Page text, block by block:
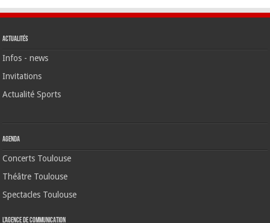
Actualités
Infos - news
Invitations
Actualité Sports
Agenda
Concerts Toulouse
Théâtre Toulouse
Spectacles Toulouse
L’agence de communication